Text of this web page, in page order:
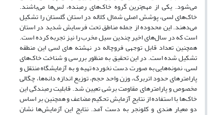
می‌شود. یکی از مهم‌ترین گروه خاک‌های رمبنده، لس‌ها می‌باشند.
خاک‌های لسی، پوشش اصلی شمال کلاله در استان گلستان را تشکیل
می‌دهند. این محدوده از جمله مناطق تحت فرسایش شدید در استان
است که در سال‌های اخیر چندین سیل مخرب را نیز تجربه کرده است.
همچنین تعداد قابل توجهی فروچاله در نهشته های لسی این منطقه
تشکیل شده است. در این تحقیق به منظور بررسی و شناخت خاک‌های
لسی، نمونه‌هایی به صورت دست نخورده تهیه و به آزمایشگاه منتقل و
پارامترهای حدود اتربرگ، وزن واحد حجم، توزیع اندازه دانه‌ها، چگالی
مخصوص و پارامترهای مقاومت برشی تعیین شد. قابلیت رمبندگی این
خاک‌ها با استفاده از نتایج آزمایش تحکیم مضاعف و همچنین بر اساس
دو معیار هندی و کلونجر به دست آمد. نتایج این آزمایش‌ها نشان